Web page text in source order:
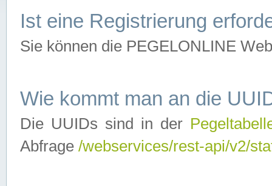
Ist eine Registrierung
Sie können die PEGELONLINE
Wie kommt man an die
Die UUIDs sind in der
Abfrage /webservices/rest-api/v2/